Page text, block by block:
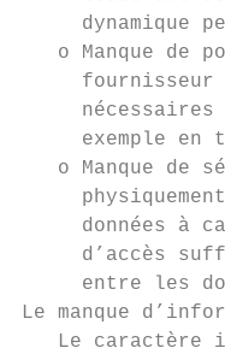
dynamique
o Manque de
fournisseur
nécessaires
exemple en
o Manque de
données à
d’accès
entre les
Le manque
Le caractère